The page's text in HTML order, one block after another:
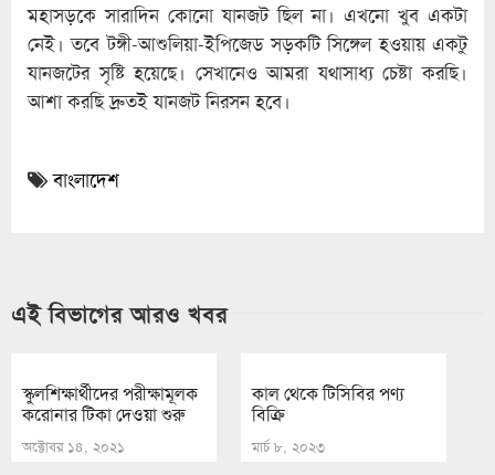
মহাসড়কে সারাদিন কোনো যানজট ছিল না। এখনো খুব একটা
নেই। তবে টঙ্গী-আশুলিয়া-ইপিজেড সড়কটি সিঙ্গেল হওয়ায় একটু
যানজটের সৃষ্টি হয়েছে। সেখানেও আমরা যথাসাধ্য চেষ্টা করছি।
আশা করছি দ্রুতই যানজট নিরসন হবে।
বাংলাদেশ
এই বিভাগের আরও খবর
স্কুলশিক্ষার্থীদের পরীক্ষামূলক
করোনার টিকা দেওয়া শুরু
অক্টোবর ১৪, ২০২১
কাল থেকে টিসিবির পণ্য
বিক্রি
মার্চ ৮, ২০২৩